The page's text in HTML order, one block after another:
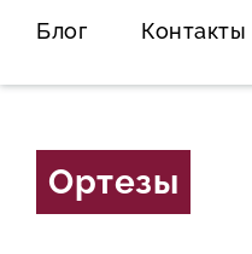
Блог Контакты
Ортезы